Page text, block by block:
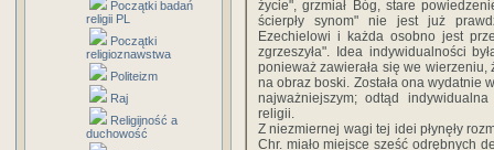
Początki badań
religii PL
Początki
religioznawstwa
Politeizm
Raj
Religijność a
duchowość
życie", grzmiał Bóg, stare
ścierpły synom" nie jest już
Ezechielowi i każda osobno jest
zgrzeszyła". Idea indywidualności
ponieważ zawierała się we wierzeniu,
na obraz boski. Została ona wydatnie
najważniejszym; odtąd
religii.
Z niezmiernej wagi tej idei płynęły
Chr. miało miejsce sześć odrębnych